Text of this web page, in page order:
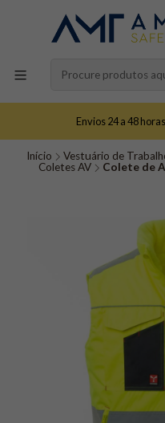
Envios 24 a 48
Início Vestuário de
Coletes AV
Colete de